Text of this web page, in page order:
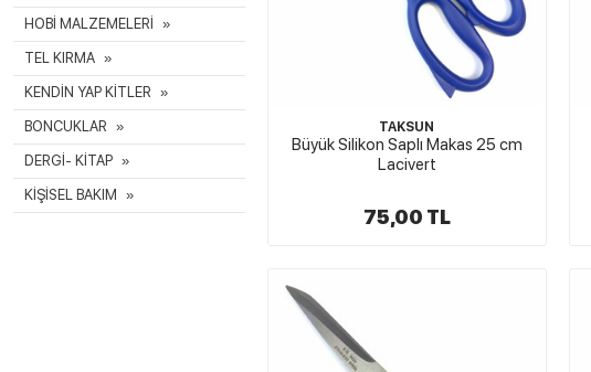
HOBİ MALZEMELERİ
TEL KIRMA
KENDİN YAP KİTLER
BONCUKLAR
DERGİ- KİTAP
KİŞİSEL BAKIM
TAKSUN
Büyük Silikon Saplı Makas 25 cm
Lacivert
75,00 TL